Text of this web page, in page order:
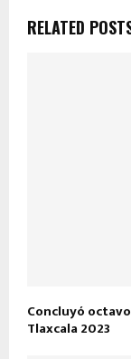
RELATED
Concluyó
Tlaxcala 2023